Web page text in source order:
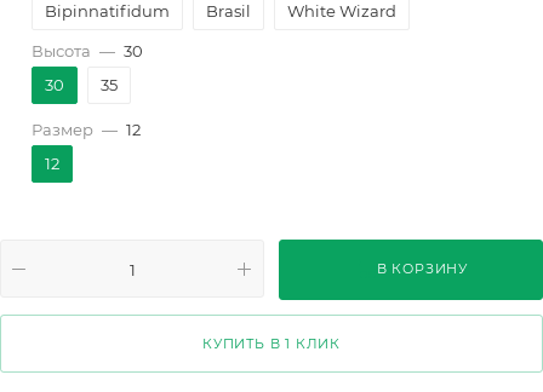
Bipinnatifidum Brasil White Wizard
Pink Marble
Painted Lady
Ring of Fire
Strawberry Shake
Cream Splash
Birkin-congo Selloum Mix
Высота — 30
30
35
Размер — 12
12
В КОРЗИНУ
КУПИТЬ В 1 КЛИК